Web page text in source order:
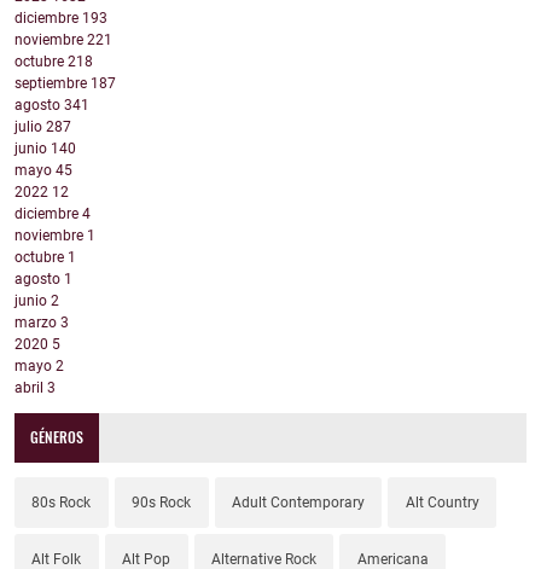
diciembre 193
noviembre 221
octubre 218
septiembre 187
agosto 341
julio 287
junio 140
mayo 45
2022 12
diciembre 4
noviembre 1
octubre 1
agosto 1
junio 2
marzo 3
2020 5
mayo 2
abril 3
GÉNEROS
80s Rock 90s Rock Adult Contemporary Alt Country
Alt Folk Alt Pop Alternative Rock Americana